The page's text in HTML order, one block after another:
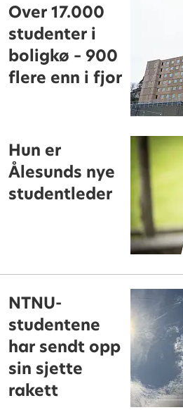
Over 17.000
studenter i
boligkø – 900
flere enn i fjor
Hun er
Ålesunds nye
studentleder
NTNU-
studentene
har sendt opp
sin sjette
rakett